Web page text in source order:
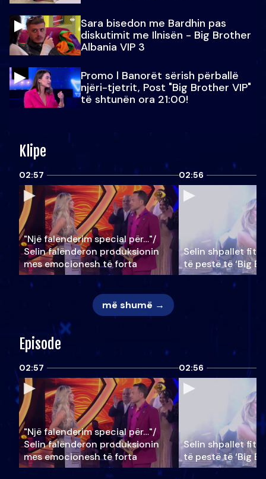
Sara bisedon me Bardhin pas
diskutimit me Ilnisën - Big Brother
Albania VIP 3
Promo l Banorët sërish përballë
njëri-tjetrit, Post "Big Brother VIP"
të shtunën ora 21:00!
Klipe
02:57
"Një falenderim special për…"/
Selin falënderon produksionin
mes emocionesh të forta
02:56
Selin shpallet
të pestë të ‘Big
më shumë →
Episode
02:57
"Një falenderim special për…"/
Selin falënderon produksionin
mes emocionesh të forta
02:56
Selin shpallet
të pestë të ‘Big